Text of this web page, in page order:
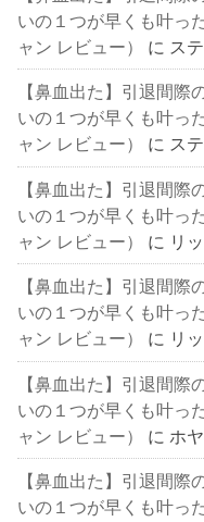
いの１つが早くも叶っ
ャン レビュー）
に ス
【鼻血出た】引退間
いの１つが早くも叶っ
ャン レビュー）
に ス
【鼻血出た】引退間
いの１つが早くも叶っ
ャン レビュー）
に リ
【鼻血出た】引退間
いの１つが早くも叶っ
ャン レビュー）
に リ
【鼻血出た】引退間
いの１つが早くも叶っ
ャン レビュー）
に ホ
【鼻血出た】引退間
いの１つが早くも叶っ